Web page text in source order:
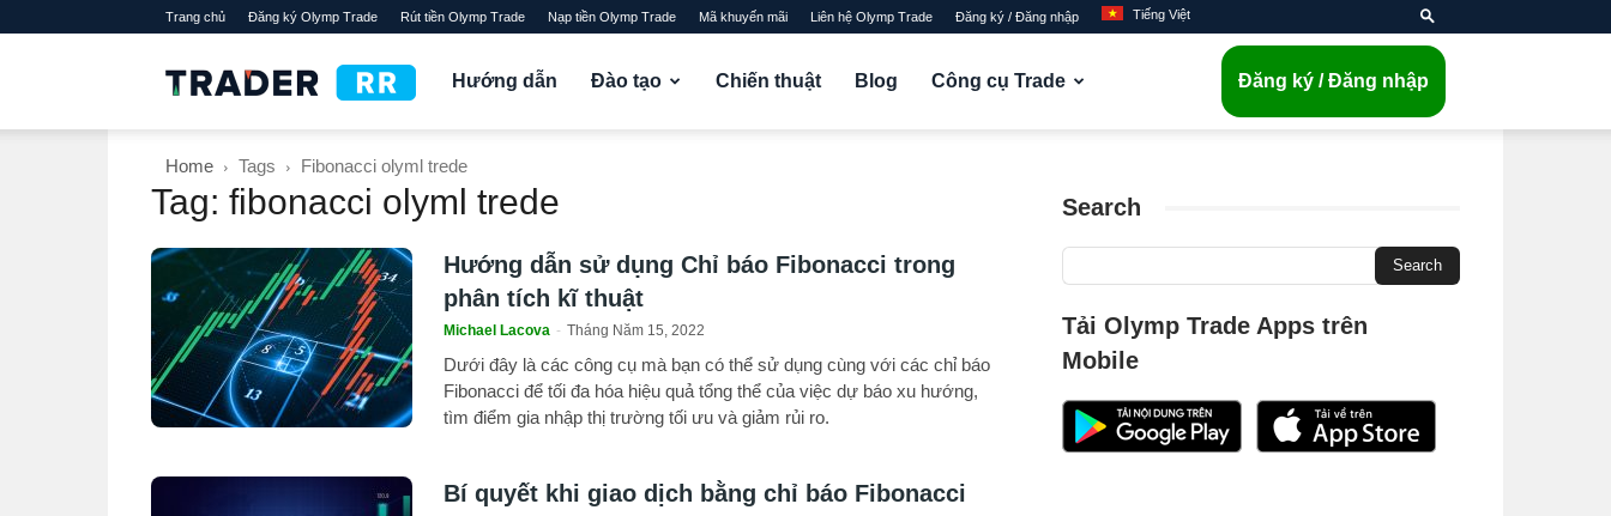
Trang chủ Đăng ký Olymp Trade Rút tiền Olymp Trade Nạp tiền Olymp Trade Mã khuyến mãi Liên hệ Olymp Trade Đăng ký / Đăng nhập Tiếng Việt
TraderRRHướng dẫn Đào tạo Chiến thuật Blog Công cụ Trade Đăng ký / Đăng nhập
Home Tags Fibonacci olyml trede
Tag: fibonacci olyml trede
Hướng dẫn sử dụng Chỉ báo Fibonacci trong
phân tích kĩ thuật
Michael Lacova - Tháng Năm 15, 2022
Dưới đây là các công cụ mà bạn có thể sử dụng cùng với các chỉ báo
Fibonacci để tối đa hóa hiệu quả tổng thể của việc dự báo xu hướng,
tìm điểm gia nhập thị trường tối ưu và giảm rủi ro.
Bí quyết khi giao dịch bằng chỉ báo Fibonacci
Search
Tải Olymp Trade Apps trên
Mobile